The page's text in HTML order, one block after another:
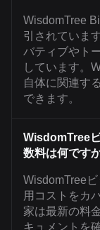
WisdomTree
引されていま
バティブやト
しています。
自体に関連す
できます。
WisdomTree
数料は何です
WisdomTree
用コストをカ
家は最新の料
キュメントを